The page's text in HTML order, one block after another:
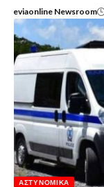
eviaonline Newsroom
ΑΣΤΥΝΟΜΙΚΆ